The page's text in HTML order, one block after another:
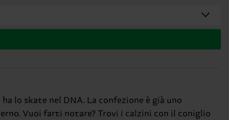
lo skate nel DNA. La confezione è già uno
Vuoi farti notare? Trovi i calzini con il coniglio